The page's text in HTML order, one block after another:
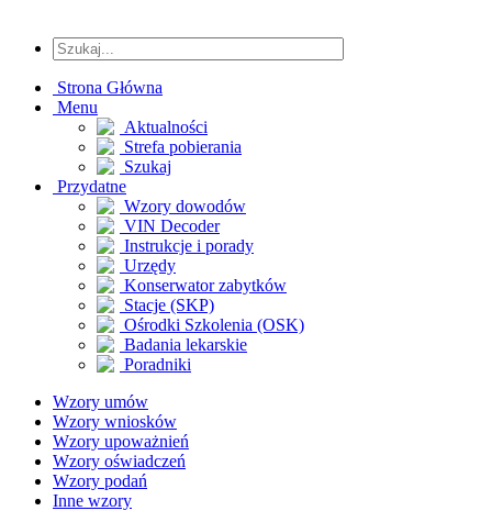
Strona Główna
Menu
Aktualności
Strefa pobierania
Szukaj
Przydatne
Wzory dowodów
VIN Decoder
Instrukcje i porady
Urzędy
Konserwator zabytków
Stacje (SKP)
Ośrodki Szkolenia (OSK)
Badania lekarskie
Poradniki
Wzory umów
Wzory wniosków
Wzory upoważnień
Wzory oświadczeń
Wzory podań
Inne wzory